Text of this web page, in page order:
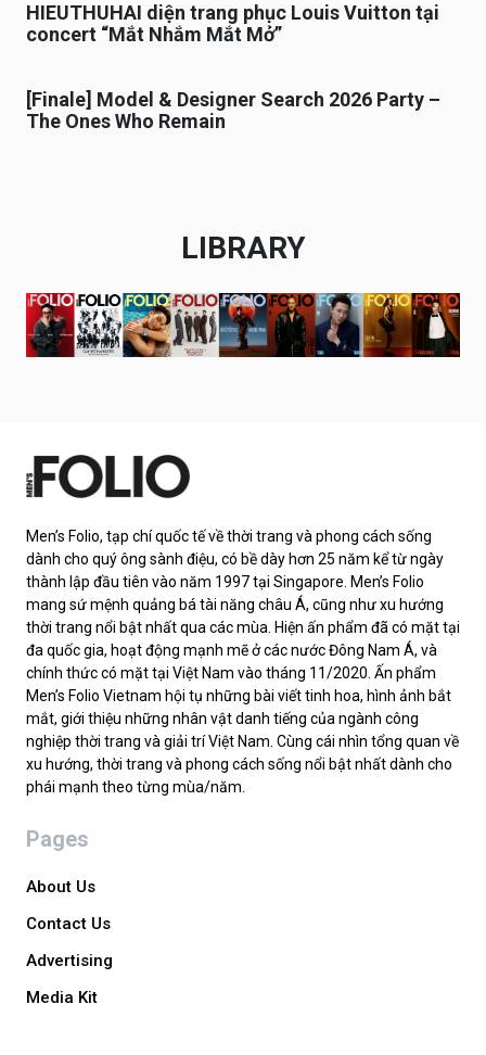
HIEUTHUHAI diện trang phục Louis Vuitton tại
concert “Mắt Nhắm Mắt Mở”
[Finale] Model & Designer Search 2026 Party –
The Ones Who Remain
LIBRARY
Men’s Folio, tạp chí quốc tế về thời trang và phong cách sống
dành cho quý ông sành điệu, có bề dày hơn 25 năm kể từ ngày
thành lập đầu tiên vào năm 1997 tại Singapore. Men’s Folio
mang sứ mệnh quảng bá tài năng châu Á, cũng như xu hướng
thời trang nổi bật nhất qua các mùa. Hiện ấn phẩm đã có mặt tại
đa quốc gia, hoạt động mạnh mẽ ở các nước Đông Nam Á, và
chính thức có mặt tại Việt Nam vào tháng 11/2020. Ấn phẩm
Men’s Folio Vietnam hội tụ những bài viết tinh hoa, hình ảnh bắt
mắt, giới thiệu những nhân vật danh tiếng của ngành công
nghiệp thời trang và giải trí Việt Nam. Cùng cái nhìn tổng quan về
xu hướng, thời trang và phong cách sống nổi bật nhất dành cho
phái mạnh theo từng mùa/năm.
Pages
About Us
Contact Us
Advertising
Media Kit